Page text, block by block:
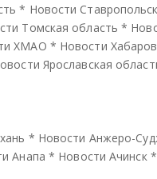
* Новости
Томская область *
ХМАО * Новости
Ярославская
* Новости Анжеро-
Анапа * Новости Ачинск*